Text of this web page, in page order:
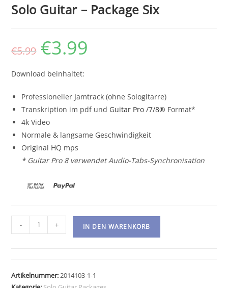
Solo Guitar – Package Six
€5.99
Ursprünglicher
Preis
war:
€3.99
Download beinhaltet:
Professioneller Jamtrack (ohne Sologitarre)
Transkription im pdf und Guitar Pro /7/8® Format*
4k Video
Normale & langsame Geschwindigkeit
Original HQ mps
*Guitar Pro 8 verwendet Audio-Tabs-Synchronisation
Guitar
Six
Menge
- + IN DEN WARENKORB
Artikelnummer:2014103-1-1